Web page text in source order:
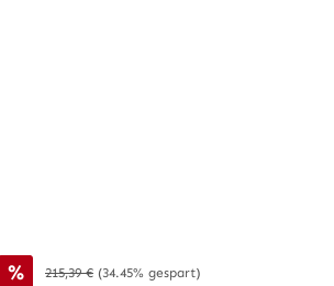
% Regulärer Preis:
215,39 € (34.45% gespart)